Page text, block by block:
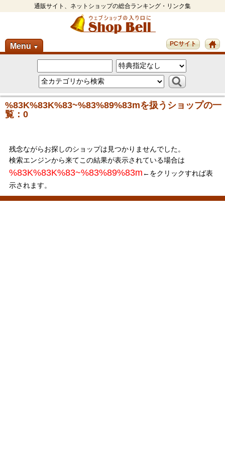
通販サイト、ネットショップの総合ランキング・リンク集
Menu ▼ PCサイト
%83K%83K%83~%83%89%83mを扱うショップの一
覧：0
残念ながらお探しのショップは見つかりませんでした。
検索エンジンから来てこの結果が表示されている場合は
%83K%83K%83~%83%89%83m ←をクリックすれば表
示されます。